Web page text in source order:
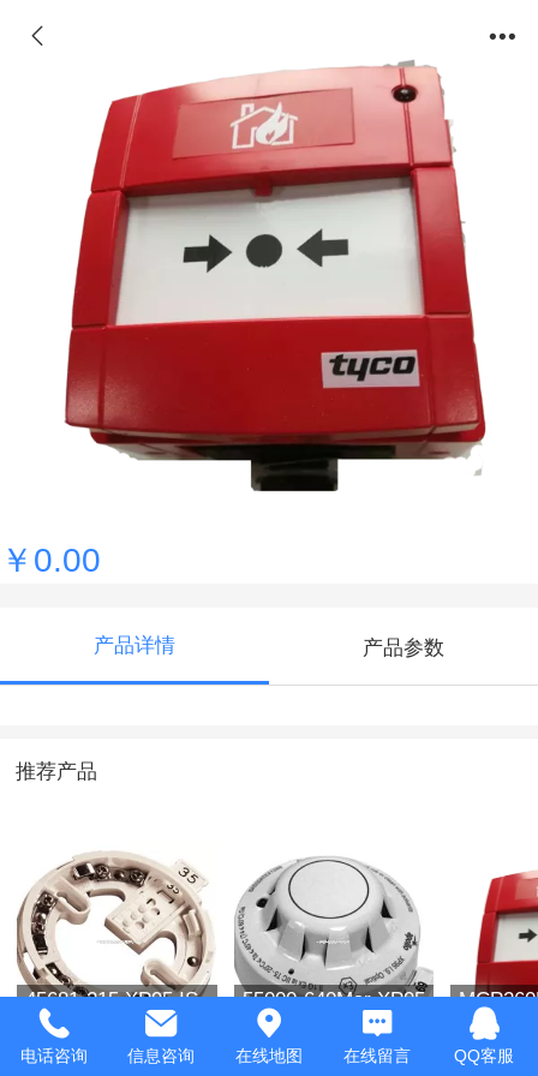
MCP260M 区域型防水手动报警按钮
￥0.00
产品详情 产品参数
推荐产品
45681-215 XP95 IS
Mounting Base
55000-640Mar XP95
IS Optical Smoke
Detector
水手动
电话咨询 信息咨询 在线地图 在线留言 QQ客服